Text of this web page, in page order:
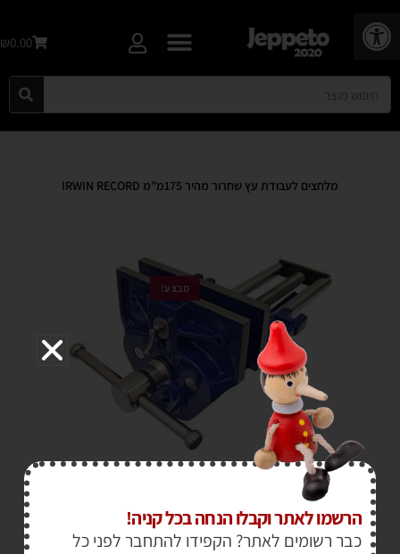
פתח סרגל נגישות
₪0.00
מלחצים לעבודת עץ שחרור מהיר 175מ"מ IRWIN RECORD
מבצע!
הרשמו לאתר וקבלו הנחה בכל קניה!
כבר רשומים לאתר? הקפידו להתחבר לפני כל